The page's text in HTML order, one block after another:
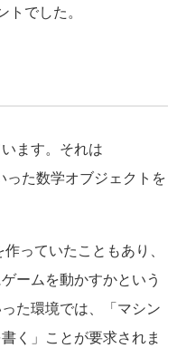
でした。
ます。それは
った数学オブジェクトを
っていたこともあり、
ームを動かすかという
た環境では、「マシン
く」ことが要求されま